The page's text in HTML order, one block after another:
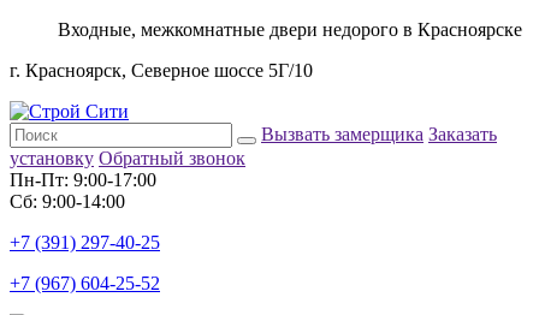
Входные, межкомнатные двери недорого в Красноярске
г. Красноярск, Северное шоссе 5Г/10
Вызвать замерщика Заказать
установку Обратный звонок
Пн-Пт: 9:00-17:00
Сб: 9:00-14:00
+7 (391) 297-40-25
+7 (967) 604-25-52